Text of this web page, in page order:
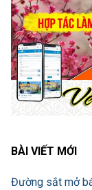
BÀI VIẾT MỚI
Đường sắt mở